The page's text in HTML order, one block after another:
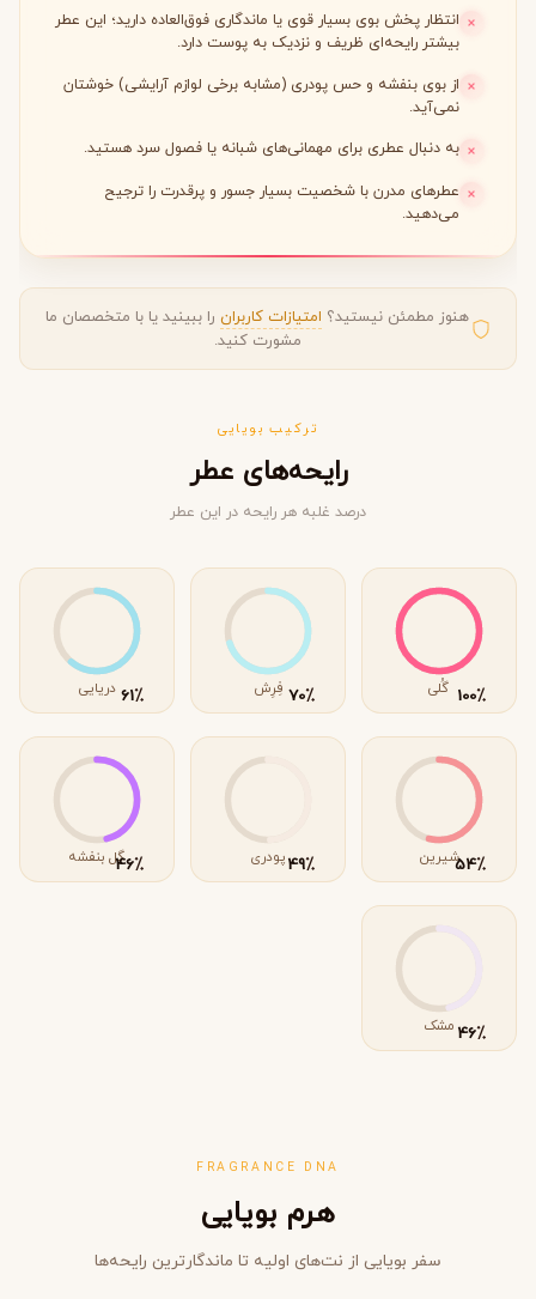
انتظار پخش بوی بسیار قوی یا ماندگاری فوق‌العاده دارید؛ این عطر
بیشتر رایحه‌ای ظریف و نزدیک به پوست دارد.
از بوی بنفشه و حس پودری (مشابه برخی لوازم آرایشی) خوشتان
نمی‌آید.
به دنبال عطری برای مهمانی‌های شبانه یا فصول سرد هستید.
عطرهای مدرن با شخصیت بسیار جسور و پرقدرت را ترجیح
می‌دهید.
هنوز مطمئن نیستید؟ امتیازات کاربران را ببینید یا با متخصصان ما
مشورت کنید.
ترکیب بویایی
رایحه‌های عطر
درصد غلبه هر رایحه در این عطر
٪100 گُلی ٪70 فِرِش ٪61 دریایی
٪54شیرین ٪49پودری ٪46گل بنفشه
٪46 مشک
FRAGRANCE DNA
هرم بویایی
سفر بویایی از نت‌های اولیه تا ماندگارترین رایحه‌ها